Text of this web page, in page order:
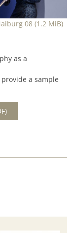
08 (1.2 MiB)
as a
a sample